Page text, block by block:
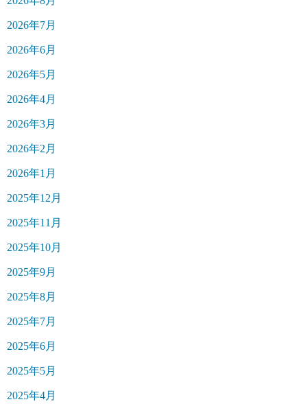
2026年7月
2026年6月
2026年5月
2026年4月
2026年3月
2026年2月
2026年1月
2025年12月
2025年11月
2025年10月
2025年9月
2025年8月
2025年7月
2025年6月
2025年5月
2025年4月